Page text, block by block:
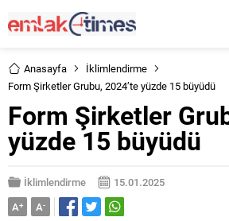
Anasayfa
İklimlendirme
Form Şirketler Grubu, 2024’te yüzde 15 büyüdü
Form Şirketler
yüzde 15 büyüdü
İklimlendirme
15.01.2025
A+ A-